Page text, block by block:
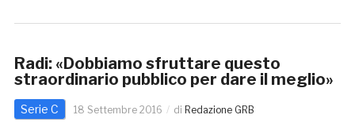
Radi: «Dobbiamo sfruttare questo
straordinario pubblico per dare il meglio»
Serie C 18 Settembre 2016 di Redazione GRB